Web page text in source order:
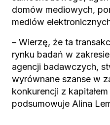
domów mediowych,
mediów
– Wierzę, że ta
rynku badań w
agencji badawczych,
wyrównane szanse w
konkurencji z
podsumowuje Alina